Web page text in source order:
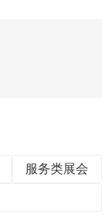
服务类展会